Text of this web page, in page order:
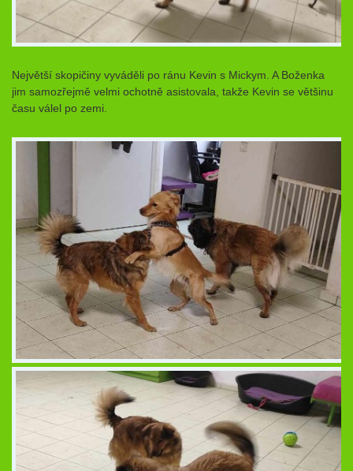
Největší skopičiny vyváděli po ránu Kevin s Mickym. A Boženka
jim samozřejmě velmi ochotně asistovala, takže Kevin se většinu
času válel po zemi.